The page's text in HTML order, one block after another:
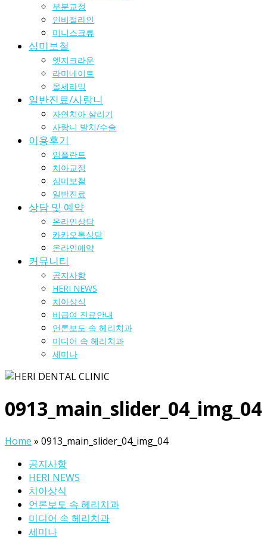
부분교정
인비절라인
미니스크류
심미보철
엣지크라운
라미네이트
올세라믹
일반진료/사랑니
자연치아 살리기
사랑니 발치/수술
이용후기
임플란트
치아교정
심미보철
일반진료
상담 및 예약
온라인상담
카카오톡상담
온라인예약
커뮤니티
공지사항
HERI NEWS
치아상식
비급여 진료안내
언론보도 속 헤리치과
미디어 속 헤리치과
세미나
0913_main_slider_04_img_04
Home » 0913_main_slider_04_img_04
공지사항
HERI NEWS
치아상식
언론보도 속 헤리치과
미디어 속 헤리치과
세미나